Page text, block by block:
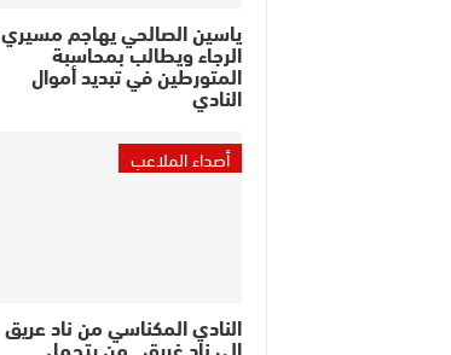
ياسين الصالحي يهاجم مسيري
الرجاء ويطالب بمحاسبة
المتورطين في تبديد أموال
النادي
أصداء الملاعب
النادي المكناسي من ناد عريق
إلى ناد غريق.. من يتحمل